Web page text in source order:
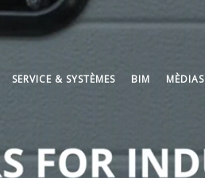
SERVICE & SYSTÈMES BIM MÈDIAS